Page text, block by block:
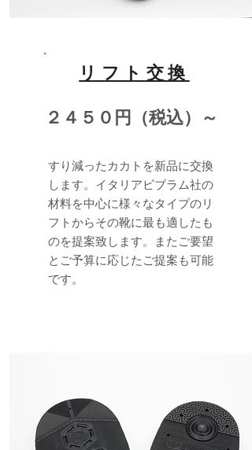
リフト交換
２４５０円（税込）～
すり減ったカカトを新品に交換
します。イタリアビブラム社の
材料を中心に様々なタイプのリ
フトからその靴に最も適したも
のを提案致します。またご要望
とご予算に応じたご提案も可能
です。